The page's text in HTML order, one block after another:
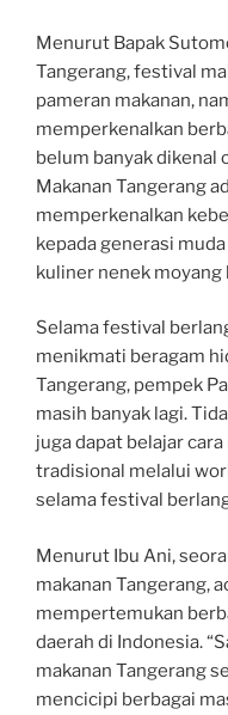
Menurut Bapak
Tangerang, festival
pameran makanan,
memperkenalkan
belum banyak dikenal
Makanan Tangerang
memperkenalkan
kepada generasi
kuliner nenek moyang
Selama festival
menikmati beragam
Tangerang, pempek
masih banyak lagi.
juga dapat belajar
tradisional melalui
selama festival
Menurut Ibu Ani,
makanan Tangerang,
mempertemukan
daerah di Indonesia.
makanan Tangerang
mencicipi berbagai